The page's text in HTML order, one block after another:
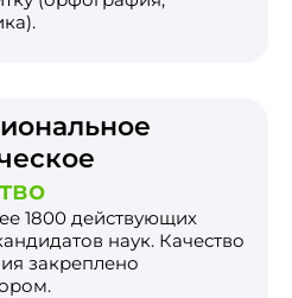
1800 действующих
наук. Качество
закреплено